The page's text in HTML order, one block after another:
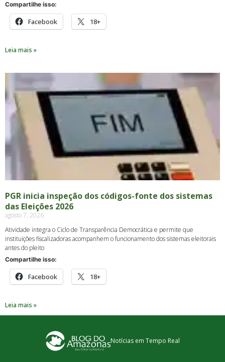
Compartilhe isso:
Facebook 18+
Leia mais »
PGR inicia inspeção dos códigos-fonte dos sistemas
das Eleições 2026
agosto 7, 2026
Atividade integra o Ciclo de Transparência Democrática e permite que
instituições fiscalizadoras acompanhem o funcionamento dos sistemas eleitorais
antes do pleito
Compartilhe isso:
Facebook 18+
Leia mais »
Notícias em Tempo Real